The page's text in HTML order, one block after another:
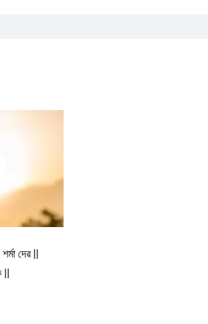
দেৱ ||